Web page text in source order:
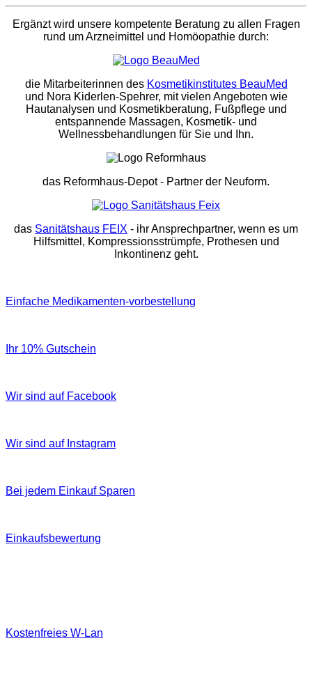
Ergänzt wird unsere kompetente Beratung zu allen Fragen
rund um Arzneimittel und Homöopathie durch:
die Mitarbeiterinnen des Kosmetikinstitutes BeauMed
und Nora Kiderlen-Spehrer, mit vielen Angeboten wie
Hautanalysen und Kosmetikberatung, Fußpflege und
entspannende Massagen, Kosmetik- und
Wellnessbehandlungen für Sie und Ihn.
das Reformhaus-Depot- Partner der Neuform.
das Sanitätshaus FEIX - ihr Ansprechpartner, wenn es um
Hilfsmittel, Kompressionsstrümpfe, Prothesen und
Inkontinenz geht.
Einfache Medikamenten-vorbestellung
Ihr 10% Gutschein
Wir sind auf Facebook
Wir sind auf Instagram
Bei jedem Einkauf Sparen
Einkaufsbewertung
Kostenfreies W‐Lan